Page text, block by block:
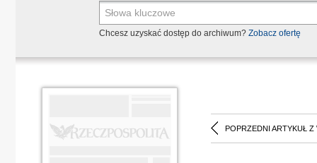
Chcesz uzyskać dostęp do archiwum? Zobacz ofertę
POPRZEDNI ARTYKUŁ Z